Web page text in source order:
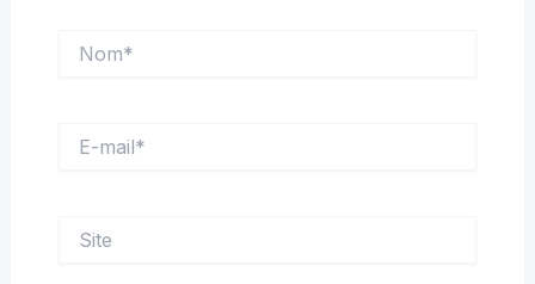
mail*